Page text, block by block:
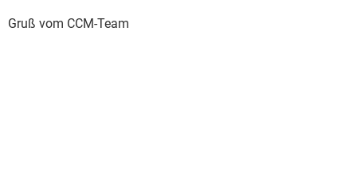
Gruß vom CCM-Team